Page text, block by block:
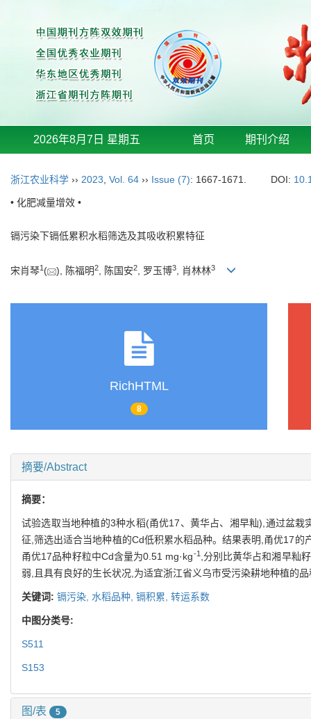
2026年8月7日 星期五 首页 期刊介绍
浙江农业科学 ›› 2023 Vol. 64 ›› Issue (7): 1667-1671. DOI:
• 化肥减量增效 •
镉污染下镉低累积水稻筛选及其吸收积累特征
宋肖琴1 ( ), 陈福明2, 陈国安2, 罗玉博3, 肖林林3
RichHTML
8
摘要/Abstract
摘要：
试验选取当地种植的3种水稻(甬优17、黄华占、湘早籼),通过盆栽
征,筛选出适合当地种植的Cd低积累水稻品种。结果表明,甬优17
甬优17品种籽粒中Cd含量为0.51 mg·kg-1,分别比黄华占和湘早籼
弱,且具有良好的生长状况,为适宜浙江省义乌市受污染耕地种植的品
关键词: 镉污染, 水稻品种, 镉积累, 转运系数
中图分类号:
S511
S153
图/表 5